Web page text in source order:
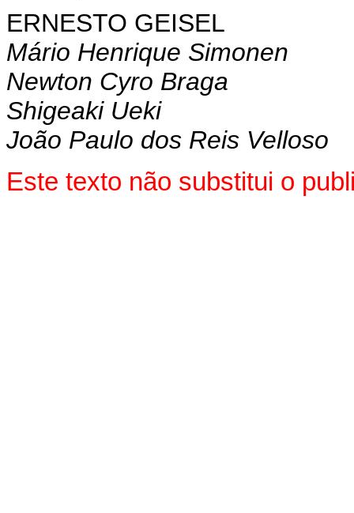
ERNESTO GEISEL
Mário Henrique Simonen
Newton Cyro Braga
Shigeaki Ueki
João Paulo dos Reis Velloso
Este texto não substitui o